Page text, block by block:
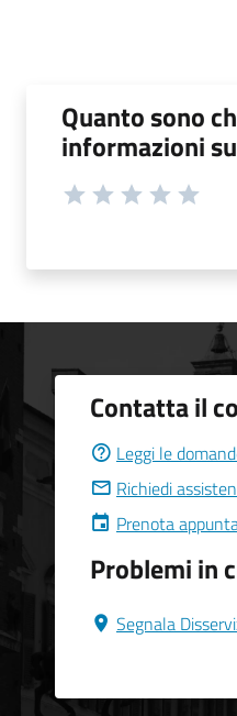
Quanto sono
informazioni
Contatta il
Leggi le
Richiedi
Prenota
Problemi in
Segnala